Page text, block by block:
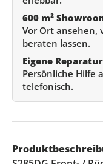
600 m²
Vor Ort ansehen,
beraten lassen.
Eigene
Persönliche Hilfe
telefonisch.